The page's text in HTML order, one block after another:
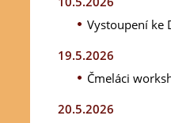
Vystoupení ke
19.5.2026
Čmeláci
20.5.2026